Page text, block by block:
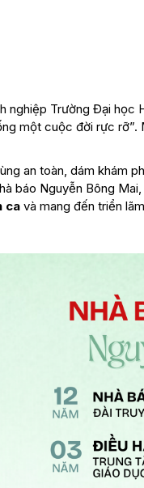
nghiệp Trường Đại
một cuộc đời rực
an toàn, dám khám
báo Nguyễn Bông
cavà mang đến triển